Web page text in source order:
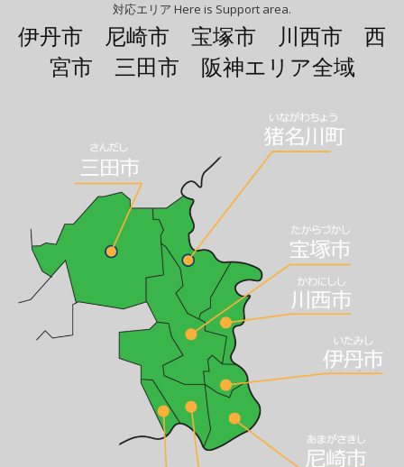
対応エリア Here is Support area.
伊丹市 尼崎市 宝塚市 川西市 西
宮市 三田市 阪神エリア全域